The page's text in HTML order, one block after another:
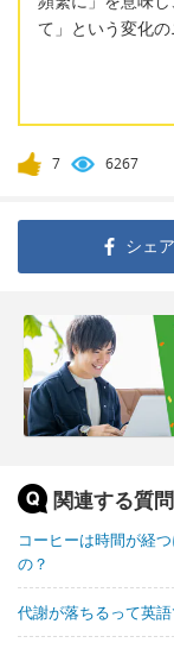
て」という変化の
7 6267
シェア
関連する質問
コーヒーは時間が経
の？
代謝が落ちるって英